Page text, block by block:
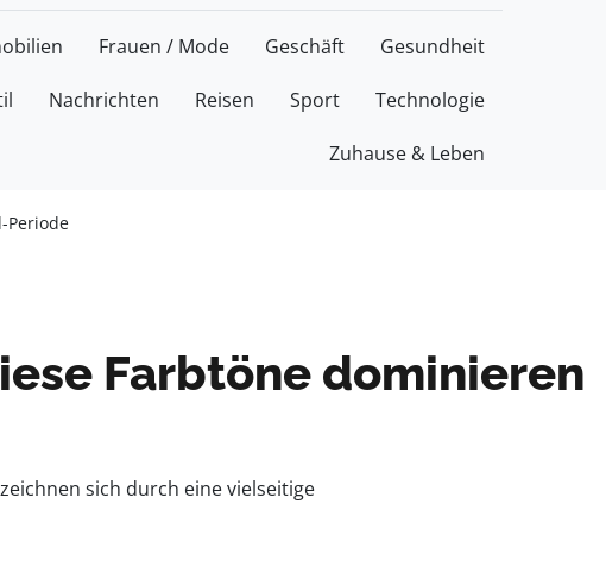
Frauen / Mode Geschäft Gesundheit
Nachrichten Reisen Sport Technologie
Zuhause & Leben
Periode
Farbtöne dominieren
sich durch eine vielseitige